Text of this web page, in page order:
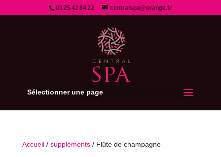
03 25 42 84 22 centralspa@orange.fr
Sélectionner une page
Accueil/ suppléments/ Flûte de champagne